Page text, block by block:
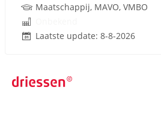
Maatschappij, MAVO, VMBO
Laatste update: 8-8-2026